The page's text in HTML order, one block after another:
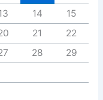
14
15
21
22
28
29